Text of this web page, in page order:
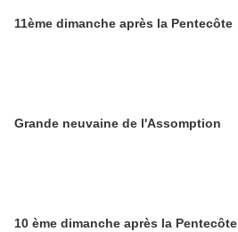
11ème dimanche après la Pentecôte
Grande neuvaine de l'Assomption
10 ème dimanche après la Pentecôte